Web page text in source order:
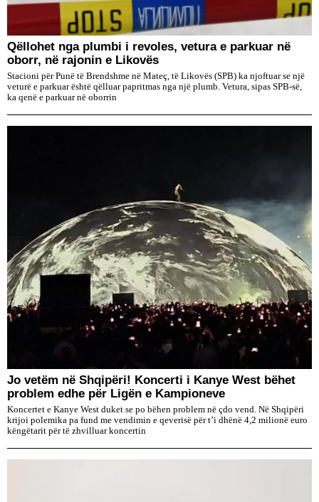
Qëllohet nga plumbi i revoles, vetura e parkuar në
oborr, në rajonin e Likovës
Stacioni për Punë të Brendshme në Mateç, të Likovës (SPB) ka njoftuar se një
veturë e parkuar është qëlluar papritmas nga një plumb. Vetura, sipas SPB-së,
ka qenë e parkuar në oborrin
Jo vetëm në Shqipëri! Koncerti i Kanye West bëhet
problem edhe për Ligën e Kampioneve
Koncertet e Kanye West duket se po bëhen problem në çdo vend. Në Shqipëri
krijoi polemika pa fund me vendimin e qeverisë për t’i dhënë 4,2 milionë euro
këngëtarit për të zhvilluar koncertin